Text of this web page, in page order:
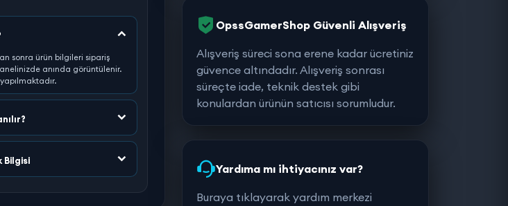
sonra ürün bilgileri sipariş
anında görüntülenir.
Bilgisi
OpssGamerShop Güvenli Alışveriş
Alışveriş süreci sona erene kadar ücretiniz
güvence altındadır. Alışveriş sonrası
süreçte iade, teknik destek gibi
konulardan ürünün satıcısı sorumludur.
Yardıma mı ihtiyacınız var?
Buraya tıklayarak yardım merkezi